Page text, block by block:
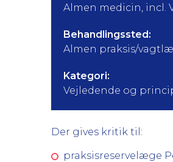
Almen medicin, incl.
Behandlingssted:
Almen praksis/
Kategori:
Vejledende og
Der gives kritik til:
praksisreservelæge